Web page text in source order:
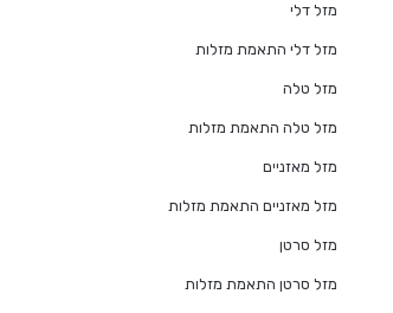
מזל דלי
מזל דלי התאמת מזלות
מזל טלה
מזל טלה התאמת מזלות
מזל מאזניים
מזל מאזניים התאמת מזלות
מזל סרטן
מזל סרטן התאמת מזלות